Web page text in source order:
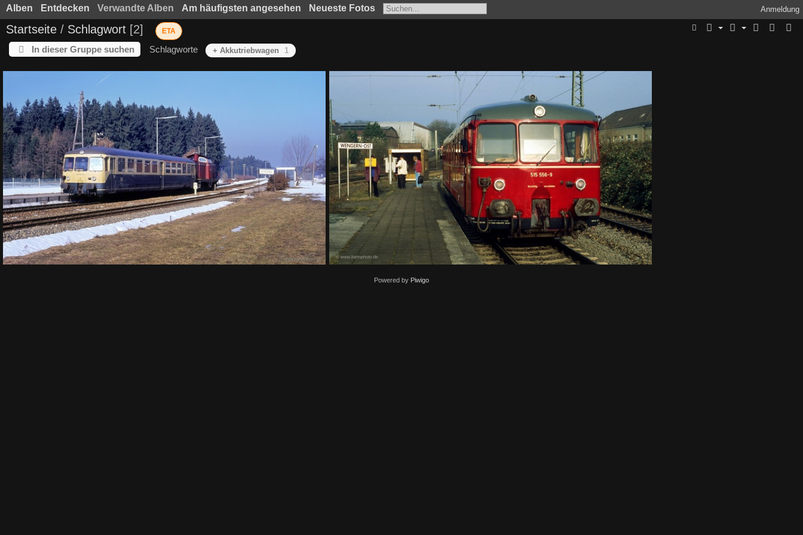
Alben Entdecken Verwandte Alben Am häufigsten angesehen Neueste Fotos Anmeldung
Startseite / Schlagwort 2 ETA
In dieser Gruppe suchen Schlagworte + Akkutriebwagen 1
Powered by Piwigo